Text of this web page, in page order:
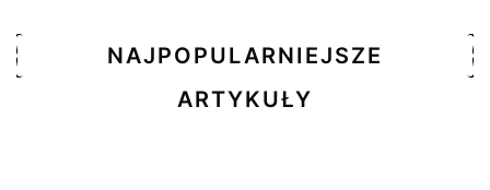
NAJPOPULARNIEJSZE
ARTYKUŁY